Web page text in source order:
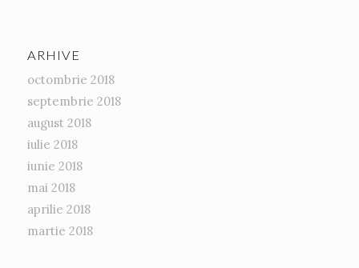
ARHIVE
octombrie 2018
septembrie 2018
august 2018
iulie 2018
iunie 2018
mai 2018
aprilie 2018
martie 2018